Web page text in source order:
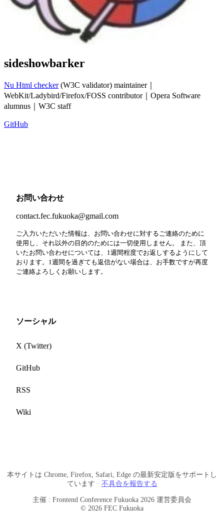
sideshowbarker
Nu Html checker(W3C validator) maintainer｜
WebKit/Ladybird/Firefox/FOSS contributor｜Opera Software
alumnus｜W3C staff
GitHub
お問い合わせ
contact.fec.fukuoka@gmail.com
ご入力いただいた情報は、お問い合わせに対するご連絡のために
使用し、それ以外の目的のためには一切使用しません。 また、頂
いたお問い合わせについては、1週間程度でお返しするようにして
おります。1週間を過ぎても返信がない場合は、お手数ですが再度
ご連絡よろしくお願いします。
ソーシャル
X (Twitter)
GitHub
RSS
Wiki
本サイトは Chrome, Firefox, Safari, Edge の最新安定版をサポートし
ています · 不具合を報告する
主催 : Frontend Conference Fukuoka 2026 運営委員会
© 2026 FEC Fukuoka